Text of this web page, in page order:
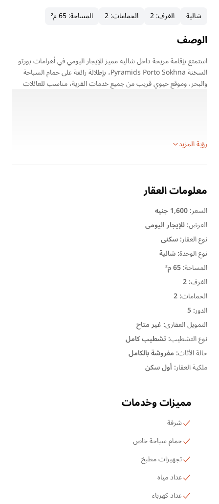
شالية الغرف:
2 الحمامات:
2 المساحة:65 م²
الوصف
استمتع بإقامة مريحة داخل شاليه مميز للإيجار اليومي في أهرامات بورتو
السخنة Pyramids Porto Sokhna، بإطلالة رائعة على حمام السباحة
والبحر، وموقع حيوي قريب من جميع خدمات القرية، مناسب للعائلات
رؤية المزيد
معلومات العقار
السعر:1,600 جنيه
العرض:للإيجار اليومى
نوع العقار:سكنى
نوع الوحدة:شالية
المساحة:65 م²
الغرف:
2
الحمامات:
2
الدور:
5
التمويل العقارى: غير متاح
نوع التشطيب:تشطيب كامل
حالة الأثاث: مفروشة بالكامل
ملكية العقار: أول سكن
مميزات وخدمات
شرفة
حمام سباحة خاص
تجهيزات مطبخ
عداد مياه
عداد كهرباء